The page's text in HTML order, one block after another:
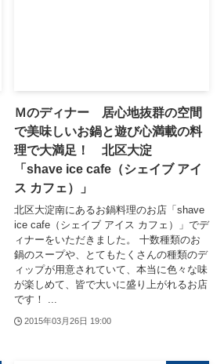
Ｍのディナー 居心地抜群の空間
で美味しいお鍋と遊び心満載の料
理で大満足！ 北区大淀
「shave ice cafe（シェイブ アイ
ス カフェ）」
北区大淀南にあるお鍋料理のお店「shave
ice cafe（シェイブ アイス カフェ）」でデ
ィナーをいただきました。 十数種類のお
鍋のスープや、とてもたくさんの種類のデ
ィップが用意されていて、本当に色々な味
が楽しめて、皆で大いに盛り上がれるお店
です！ ...
2015年03月26日 19:00